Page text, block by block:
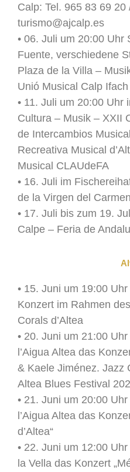
Calp: Tel. 965 83 69
turismo@ajcalp.es
• 06. Juli um 20:00 Uhr
Fuente, verschiedene
Plaza de la Villa –
Unió Musical Calp Ifach
• 11. Juli um 20:00 Uhr
Cultura – Musik – XXII
de Intercambios
Recreativa Musical
Musical CLAUdeFA
• 16. Juli im
de la Virgen del Carmen
• 17. Juli bis zum 19.
Calpe – Feria de
• 15. Juni um 19:00
Konzert im Rahmen
Corals d’Altea
• 20. Juni um 21:00
l’Aigua Altea das
& Kaele Jiménez. Jazz
Altea Blues Festival
• 21. Juni um 20:00
l’Aigua Altea das
d’Altea“
• 22. Juni um 12:00
la Vella das Konzert